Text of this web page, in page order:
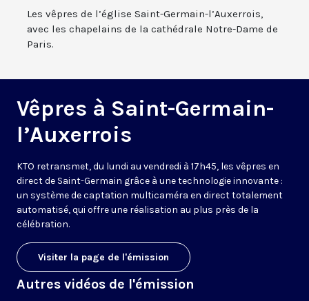
Les vêpres de l’église Saint-Germain-l’Auxerrois,
avec les chapelains de la cathédrale Notre-Dame de
Paris.
Vêpres à Saint-Germain-
l’Auxerrois
KTO retransmet, du lundi au vendredi à 17h45, les vêpres en
direct de Saint-Germain grâce à une technologie innovante :
un système de captation multicaméra en direct totalement
automatisé, qui offre une réalisation au plus près de la
célébration.
Visiter la page de l'émission
Autres vidéos de l'émission